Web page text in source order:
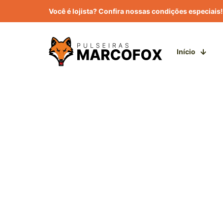
Você é lojista? Confira nossas condições especiais!
Início